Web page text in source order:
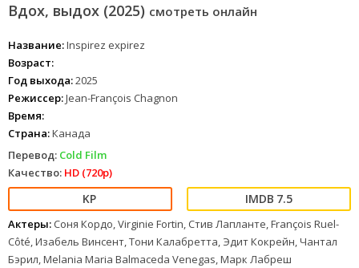
Вдох, выдох (2025) смотреть онлайн
Название:Inspirez expirez
Возраст:
Год выхода:2025
Режиссер:Jean-François Chagnon
Время:
Страна:Канада
Перевод: Cold Film
Качество: HD (720p)
7.5
Актеры: Соня Кордо, Virginie Fortin, Стив Лапланте, François Ruel-
Côté, Изабель Винсент, Тони Калабретта, Эдит Кокрейн, Чантал
Бэрил, Melania Maria Balmaceda Venegas, Марк Лабреш